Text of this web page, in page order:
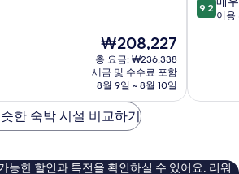
현
재
요
금
₩208,227
₩208,227
총 요금: ₩236,338
세금 및 수수료 포함
8월 9일 ~ 8월 10일
트
시
더
점
매
해
9.2
이용
한 숙박 시설 비교하기
능한 할인과 특전을 확인하실 수 있어요. 리워